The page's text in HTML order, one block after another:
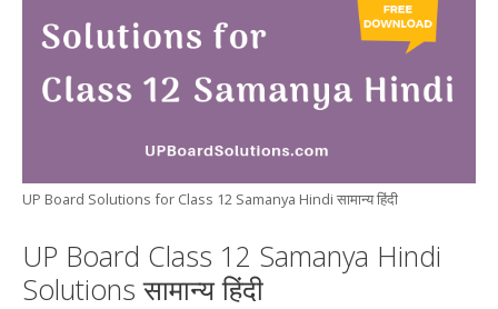
UP Board Solutions for Class 12 Samanya Hindi सामान्य हिंदी
UP Board Class 12 Samanya Hindi
Solutions सामान्य हिंदी